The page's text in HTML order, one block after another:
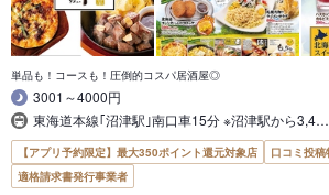
単品も！コースも！圧倒的コスパ居酒屋◎
3001～4000円
東海道本線｢沼津駅｣南口車15分 ※沼津駅から3,4…
【アプリ予約限定】最大350ポイント還元対象店
口コミ投
適格請求書発行事業者